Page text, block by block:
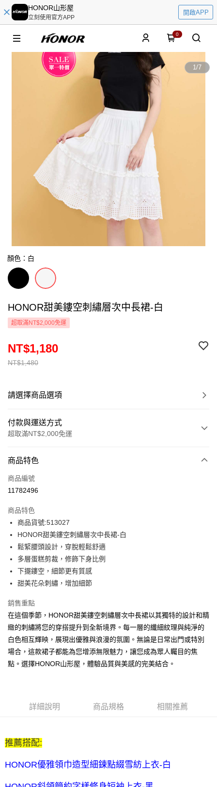
HONOR山形屋
立刻使用官方APP
開啟APP
0
1/7
顏色：白
HONOR甜美鏤空刺繡層次中長裙-白
超取滿NT$2,000免運
NT$1,480
NT$1,180
請選擇商品選項
付款與運送方式
超取滿NT$2,000免運
信用卡一次付款
超商取貨付款
Apple Pay
街口支付
悠遊付
Google Pay
運送方式
全家取貨付款 -訂單滿 $2000 元即享免運服務，未滿則另收
$80 元物流費用。
每筆NT$80，滿NT$2,000(含以上)免運費
每筆NT$80，滿NT$2,000(含以上)免運費
7-11付款後取貨-訂單滿 $2000 元即享免運服務-未滿則另收
商品特色
商品編號
11782496
商品特色
商品貨號:513027
HONOR甜美鏤空刺繡層次中長裙-白
鬆緊腰頭設計，穿脫輕鬆舒適
多層蛋糕剪裁，修飾下身比例
下擺鏤空，細節更有質感
甜美花朵刺繡，增加細節
銷售重點
在這個季節，HONOR甜美鏤空刺繡層次中長裙以其獨特的設計和精
緻的刺繡將您的穿搭提升到全新境界。每一層的纖細紋理與純淨的
白色相互輝映，展現出優雅與浪漫的氛圍。無論是日常出門或特別
場合，這款裙子都能為您增添無限魅力，讓您成為眾人矚目的焦
點。選擇HONOR山形屋，體驗品質與美感的完美結合。
詳細說明 商品規格 相關推薦
推薦搭配:
HONOR優雅領巾造型細鍊點綴雪紡上衣-白